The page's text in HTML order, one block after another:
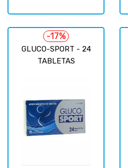
GLUCO-SPORT - 24
TABLETAS
-17%